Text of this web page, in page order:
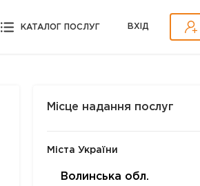
КАТАЛОГ ПОСЛУГ ВХІД
Місце надання послуг
Міста України
Волинська обл.